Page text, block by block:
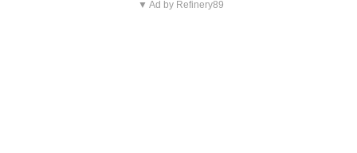
▼ Ad by Refinery89